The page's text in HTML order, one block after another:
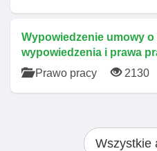
Wypowiedzenie umowy
wypowiedzenia i prawa
Prawo pracy
2130
Wszystkie